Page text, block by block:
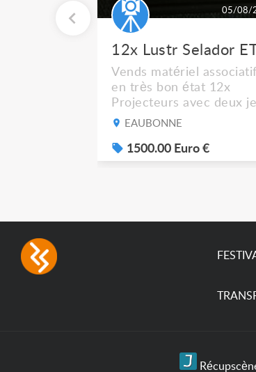
05/08/
Vends matériel associatif
en très bon état 12x
Projecteurs avec deux
de filtre filtre Lustr
system – seven colour
LEDs providing the
with low power
permanence of a
EAUBONNE
1500.00 Euro €